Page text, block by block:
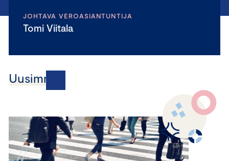
JOHTAVA VEROASIANTUNTIJA
Tomi Viitala
Uusimmat